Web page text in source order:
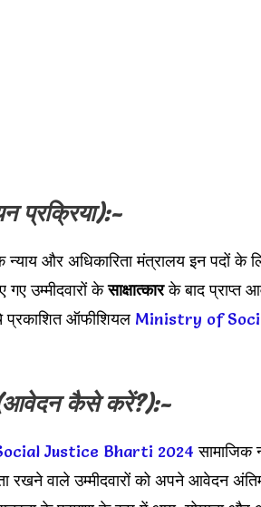
प्रक्रिया):-
और अधिकारिता मंत्रालय इन पदों के
गए उम्मीदवारों केसाक्षात्कारके बाद प्राप्त
प्रकाशित ऑफीशियल Ministry of
कैसे करें?):-
Justice Bharti 2024 सामाजिक
रखने वाले उम्मीदवारों को अपने आवेदन